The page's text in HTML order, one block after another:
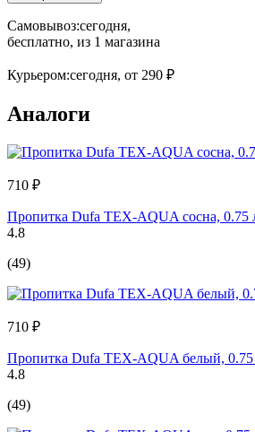
Самовывоз:сегодня,
бесплатно, из 1 магазина
Курьером:сегодня, от 290 ₽
Аналоги
710 ₽
Пропитка Dufa TEX-AQUA сосна, 0.75
4.8
(49)
710 ₽
Пропитка Dufa TEX-AQUA белый,
4.8
(49)